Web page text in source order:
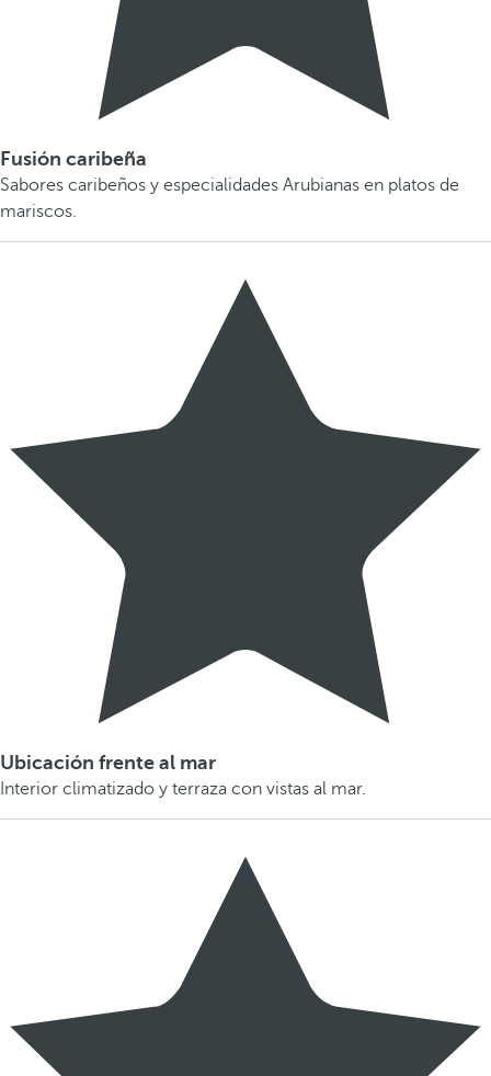
Fusión caribeña
Sabores caribeños y especialidades Arubianas en platos de
mariscos.
Ubicación frente al mar
Interior climatizado y terraza con vistas al mar.